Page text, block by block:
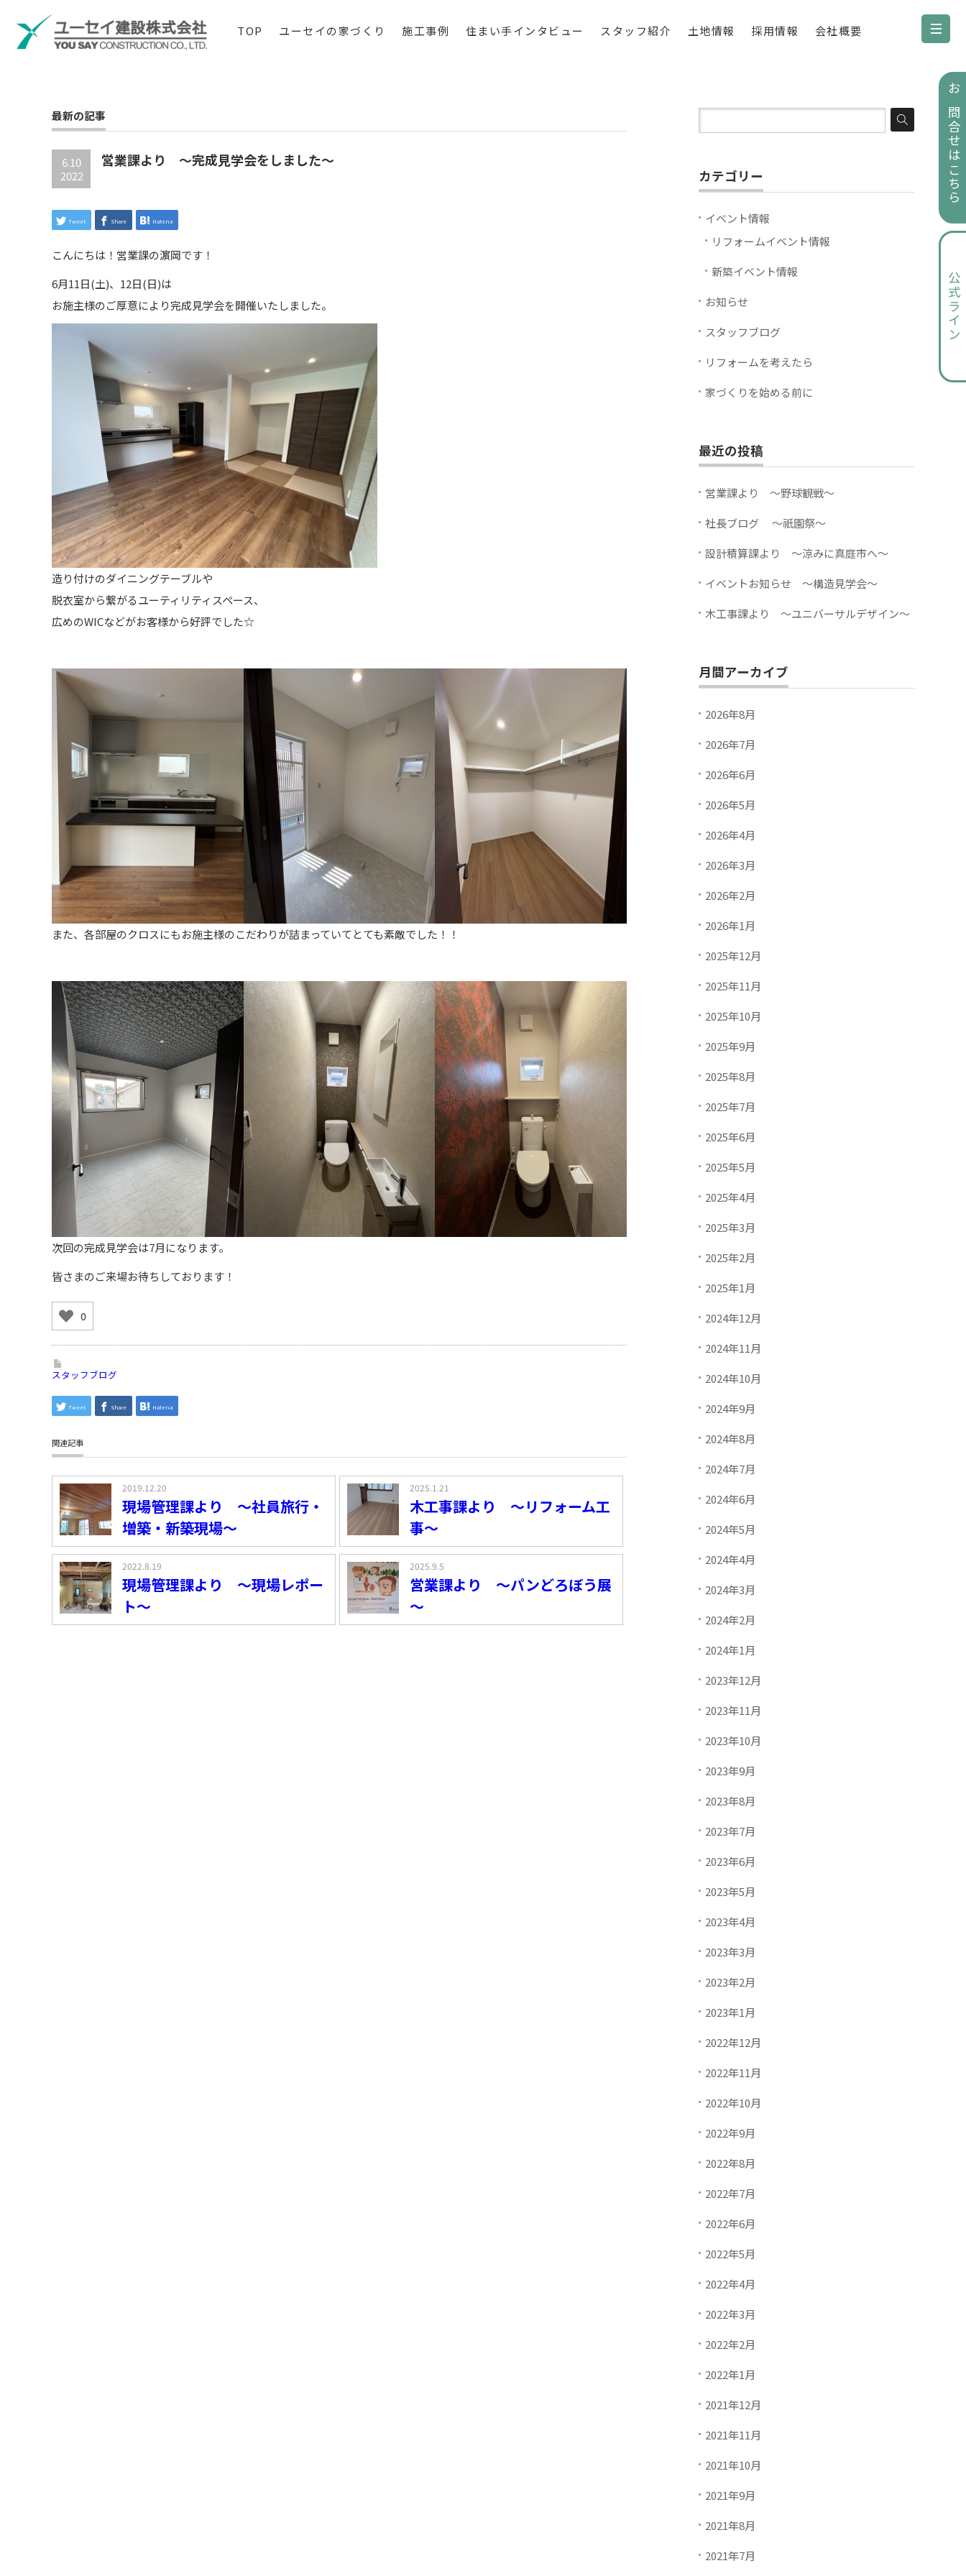
TOP ユーセイの家づくり 施工事例 住まい手インタビュー スタッフ紹介 土地情報 採用情報 会社概要
お問合せはこちら
公式ライン
最新の記事
6.10
2022
営業課より ～完成見学会をしました～
Tweet Share Hatena
こんにちは！営業課の濵岡です！
6月11日(土)、12日(日)は
お施主様のご厚意により完成見学会を開催いたしました。
造り付けのダイニングテーブルや
脱衣室から繋がるユーティリティスペース、
広めのWICなどがお客様から好評でした☆
また、各部屋のクロスにもお施主様のこだわりが詰まっていてとても素敵でした！！
次回の完成見学会は7月になります。
皆さまのご来場お待ちしております！
0
スタッフブログ
Tweet Share Hatena
関連記事
2019.12.20
現場管理課より ～社員旅行・
増築・新築現場～
2025.1.21
木工事課より ～リフォーム工
事～
2022.8.19
現場管理課より ～現場レポー
ト～
2025.9.5
営業課より ～パンどろぼう展
～
カテゴリー
イベント情報
リフォームイベント情報
新築イベント情報
お知らせ
スタッフブログ
リフォームを考えたら
家づくりを始める前に
最近の投稿
営業課より ～野球観戦～
社長ブログ ～祇園祭～
設計積算課より ～涼みに真庭市へ～
イベントお知らせ ～構造見学会～
木工事課より ～ユニバーサルデザイン～
月間アーカイブ
2026年8月
2026年7月
2026年6月
2026年5月
2026年4月
2026年3月
2026年2月
2026年1月
2025年12月
2025年11月
2025年10月
2025年9月
2025年8月
2025年7月
2025年6月
2025年5月
2025年4月
2025年3月
2025年2月
2025年1月
2024年12月
2024年11月
2024年10月
2024年9月
2024年8月
2024年7月
2024年6月
2024年5月
2024年4月
2024年3月
2024年2月
2024年1月
2023年12月
2023年11月
2023年10月
2023年9月
2023年8月
2023年7月
2023年6月
2023年5月
2023年4月
2023年3月
2023年2月
2023年1月
2022年12月
2022年11月
2022年10月
2022年9月
2022年8月
2022年7月
2022年6月
2022年5月
2022年4月
2022年3月
2022年2月
2022年1月
2021年12月
2021年11月
2021年10月
2021年9月
2021年8月
2021年7月